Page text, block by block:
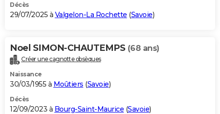
S'inscrire
Se connecter
Lycées
Collèges
Primaires
Universités
Entreprises
Service militaire
Avis de recherche
AVIS DE DÉCÈS
Bricolage
Lifestyle
Culture
Sport
Auto
Television
Voyage
Cinema
Décès
29/07/2025 à Valgelon-La Rochette (Savoie)
Noel SIMON-CHAUTEMPS (68 ans)
Créer une cagnotte obsèques
Naissance
30/03/1955 à Moûtiers (Savoie)
Décès
12/09/2023 à Bourg-Saint-Maurice (Savoie)